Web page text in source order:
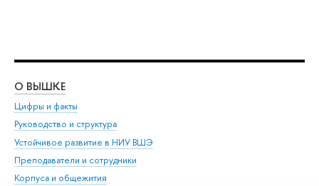
О ВЫШКЕ
Цифры и факты
Руководство и структура
Устойчивое развитие в НИУ ВШЭ
Преподаватели и сотрудники
Корпуса и общежития